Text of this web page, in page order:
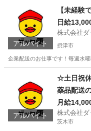
物流
アルバイト
【未経験
日給
株式会社ダ
摂津市
企業配送のお仕事です！毎週水
物流
アルバイト
☆土日祝
薬品配送
月給
株式会社ダ
茨木市